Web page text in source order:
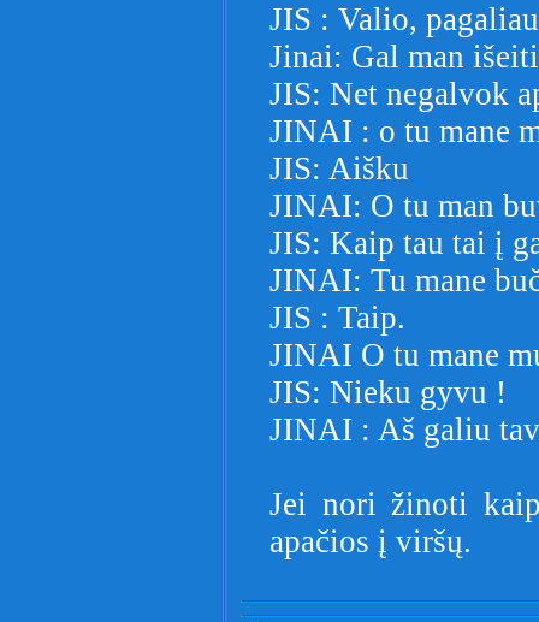
JIS : Valio,
Jinai: Gal man
JIS: Net negalvok
JINAI : o tu mane
JIS: Aišku
JINAI: O tu man
JIS: Kaip tau tai į
JINAI: Tu mane
JIS : Taip.
JINAI O tu mane
JIS: Nieku gyvu !
JINAI : Aš galiu
Jei nori žinoti
apačios į viršų.